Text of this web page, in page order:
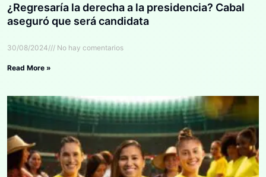
¿Regresaría la derecha a la presidencia? Cabal
aseguró que será candidata
30/08/2024 No hay comentarios
Read More »